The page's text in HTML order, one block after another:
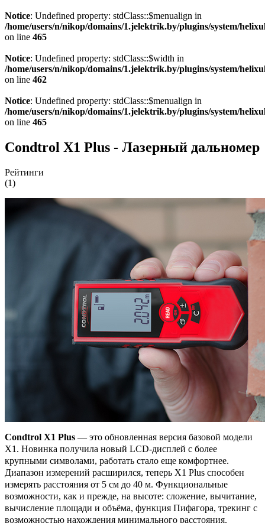
Notice: Undefined property: stdClass::$menualign in
/home/users/n/nikop/domains/1.jelektrik.by/plugins/system/
on line 465
Notice: Undefined property: stdClass::$width in
/home/users/n/nikop/domains/1.jelektrik.by/plugins/system/
on line 462
Notice: Undefined property: stdClass::$menualign in
/home/users/n/nikop/domains/1.jelektrik.by/plugins/system/
on line 465
Condtrol X1 Plus - Лазерный дальномер
Рейтинги
(1)
Condtrol X1 Plus — это обновленная версия базовой модели
X1. Новинка получила новый LCD-дисплей с более
крупными символами, работать стало еще комфортнее.
Диапазон измерений расширился, теперь X1 Plus способен
измерять расстояния от 5 см до 40 м. Функциональные
возможности, как и прежде, на высоте: сложение, вычитание,
вычисление площади и объёма, функция Пифагора, трекинг с
возможностью нахождения минимального расстояния.